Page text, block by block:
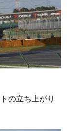
の立ち上がり